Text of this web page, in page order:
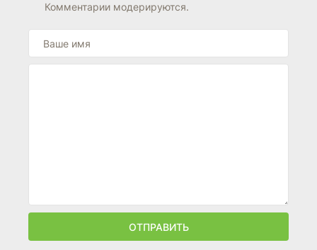
Комментарии модерируются.
ОТПРАВИТЬ